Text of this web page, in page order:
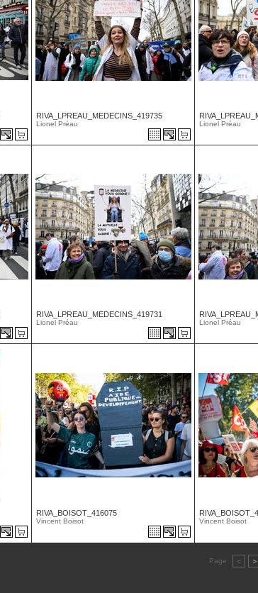
RIVA_LPREAU_MEDECINS_419735
Lionel Préau Lionel Préau
RIVA_LPREAU_MEDECINS_419731
Lionel Préau Lionel Préau
RIVA_BOISOT_416075
Vincent Boisot Vincent Boisot
Page < >